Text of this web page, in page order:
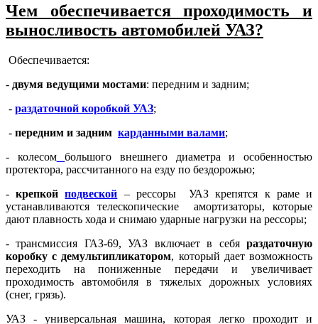
Чем обеспечивается проходимость и
выносливость автомобилей УАЗ?
Обеспечивается:
- двумя ведущими мостами: передним и задним;
- раздаточной коробкой УАЗ;
- передним и задним карданными валами;
- колесом
большого внешнего диаметра и особенностью
протектора, рассчитанного на езду по бездорожью;
-крепкойподвеской – рессоры УАЗ крепятся к раме и
устанавливаются телескопические амортизаторы, которые
дают плавность хода и снимаю ударные нагрузки на рессоры;
- трансмиссия ГАЗ-69, УАЗ включает в себя раздаточную
коробку с демультипликатором, который дает возможность
переходить на пониженные передачи и увеличивает
проходимость автомобиля в тяжелых дорожных условиях
(снег, грязь).
УАЗ - универсальная машина, которая легко проходит и